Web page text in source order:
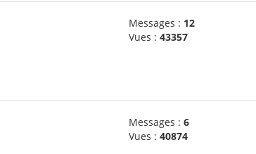
Messages : 12
Vues : 43357
Messages : 6
Vues : 40874